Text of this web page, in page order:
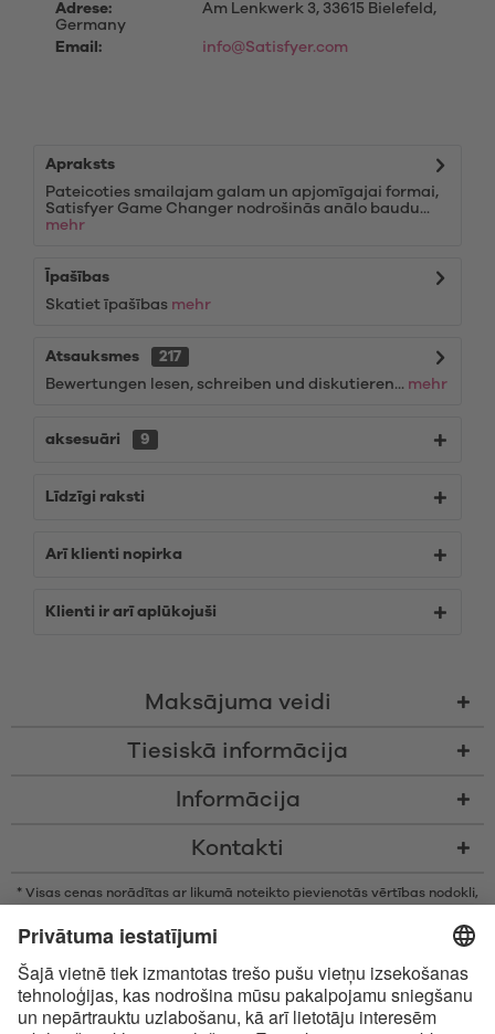
Adrese:
Am Lenkwerk 3, 33615 Bielefeld,
Germany
Email:
info@Satisfyer.com
Apraksts
Pateicoties smailajam galam un apjomīgajai formai,
Satisfyer Game Changer nodrošinās anālo baudu...
mehr
Īpašības
Skatiet īpašības mehr
Atsauksmes
217
Bewertungen lesen, schreiben und diskutieren... mehr
aksesuāri 9
Līdzīgi raksti
Arī klienti nopirka
Klienti ir arī aplūkojuši
Maksājuma veidi
Tiesiskā informācija
Informācija
Kontakti
* Visas cenas norādītas ar likumā noteikto pievienotās vērtības nodokli,
vien nav noteikts citādi
* Bluetooth® vārdiskā zīme un logotipi ir reģistrētas preču zīmes, kas
pieder Bluetooth SIG, Inc., un Satisfyer GmbH izmanto šīs zīmes saskaņā
ar licenci.